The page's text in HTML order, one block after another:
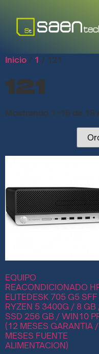
Inicio / 1 / 121
121
Mostrando 1–16 de 19
EQUIPO
REACONDICIONADO
ELITEDESK 705 G5
RYZEN 5 3400G / 8 GB
SSD 256 GB / WIN10
(12 MESES GARANTIA
MESES FUENTE
ALIMENTACION)